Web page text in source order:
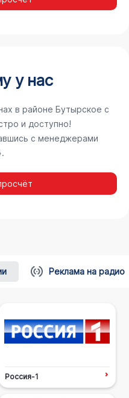
у нас
в районе Бутырское с
и доступно!
с менеджерами
Реклама на радио
Россия-1